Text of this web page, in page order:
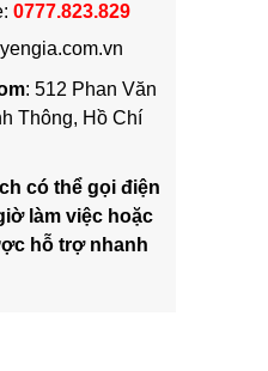
0777.823.829
: 512 Phan Văn
Thông, Hồ Chí
có thể gọi điện
làm việc hoặc
hỗ trợ nhanh